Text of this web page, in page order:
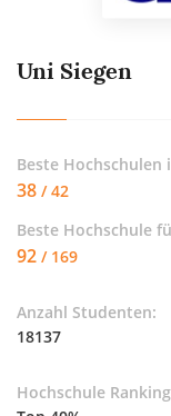
Uni Siegen
Beste Hochschulen
38 / 42
Beste Hochschule
92 / 169
Anzahl Studenten:
18137
Hochschule